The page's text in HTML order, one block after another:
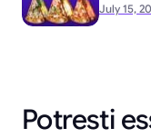
July 15,
Potresti